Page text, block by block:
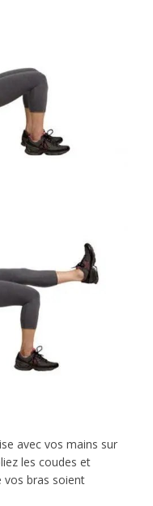
avec vos mains sur
les coudes et
vos bras soient